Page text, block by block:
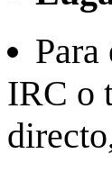
Para
IRC o